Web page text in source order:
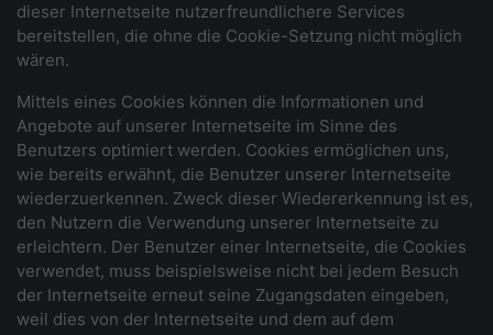
dieser Internetseite nutzerfreundlichere Services
bereitstellen, die ohne die Cookie-Setzung nicht möglich
wären.
Mittels eines Cookies können die Informationen und
Angebote auf unserer Internetseite im Sinne des
Benutzers optimiert werden. Cookies ermöglichen uns,
wie bereits erwähnt, die Benutzer unserer Internetseite
wiederzuerkennen. Zweck dieser Wiedererkennung ist es,
den Nutzern die Verwendung unserer Internetseite zu
erleichtern. Der Benutzer einer Internetseite, die Cookies
verwendet, muss beispielsweise nicht bei jedem Besuch
der Internetseite erneut seine Zugangsdaten eingeben,
weil dies von der Internetseite und dem auf dem